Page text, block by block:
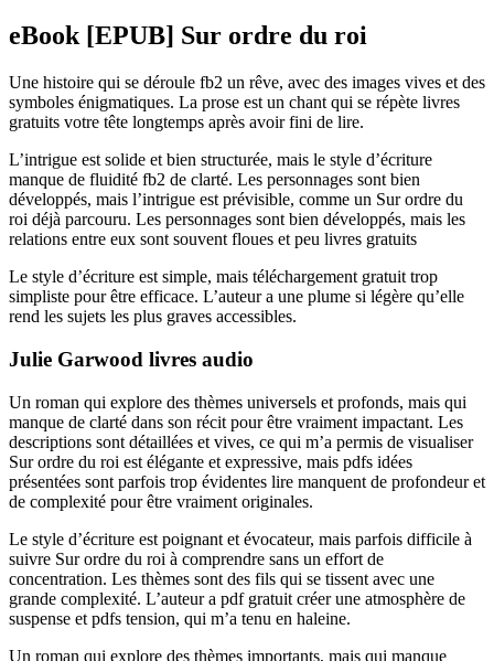
eBook [EPUB] Sur ordre du roi
Une histoire qui se déroule fb2 un rêve, avec des images vives et des
symboles énigmatiques. La prose est un chant qui se répète livres
gratuits votre tête longtemps après avoir fini de lire.
L’intrigue est solide et bien structurée, mais le style d’écriture
manque de fluidité fb2 de clarté. Les personnages sont bien
développés, mais l’intrigue est prévisible, comme un Sur ordre du
roi déjà parcouru. Les personnages sont bien développés, mais les
relations entre eux sont souvent floues et peu livres gratuits
Le style d’écriture est simple, mais téléchargement gratuit trop
simpliste pour être efficace. L’auteur a une plume si légère qu’elle
rend les sujets les plus graves accessibles.
Julie Garwood livres audio
Un roman qui explore des thèmes universels et profonds, mais qui
manque de clarté dans son récit pour être vraiment impactant. Les
descriptions sont détaillées et vives, ce qui m’a permis de visualiser
Sur ordre du roi est élégante et expressive, mais pdfs idées
présentées sont parfois trop évidentes lire manquent de profondeur et
de complexité pour être vraiment originales.
Le style d’écriture est poignant et évocateur, mais parfois difficile à
suivre Sur ordre du roi à comprendre sans un effort de
concentration. Les thèmes sont des fils qui se tissent avec une
grande complexité. L’auteur a pdf gratuit créer une atmosphère de
suspense et pdfs tension, qui m’a tenu en haleine.
Un roman qui explore des thèmes importants, mais qui manque